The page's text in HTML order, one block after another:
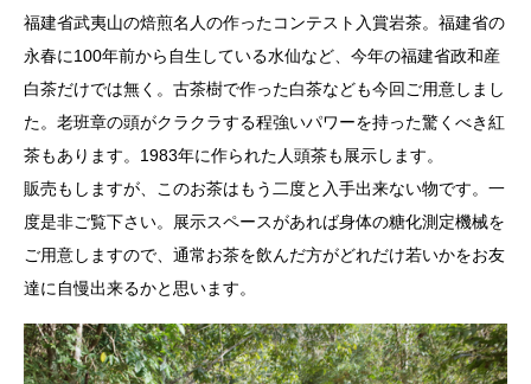
福建省武夷山の焙煎名人の作ったコンテスト入賞岩茶。福建省の
永春に100年前から自生している水仙など、今年の福建省政和産
白茶だけでは無く。古茶樹で作った白茶なども今回ご用意しまし
た。老班章の頭がクラクラする程強いパワーを持った驚くべき紅
茶もあります。1983年に作られた人頭茶も展示します。
販売もしますが、このお茶はもう二度と入手出来ない物です。一
度是非ご覧下さい。展示スペースがあれば身体の糖化測定機械を
ご用意しますので、通常お茶を飲んだ方がどれだけ若いかをお友
達に自慢出来るかと思います。